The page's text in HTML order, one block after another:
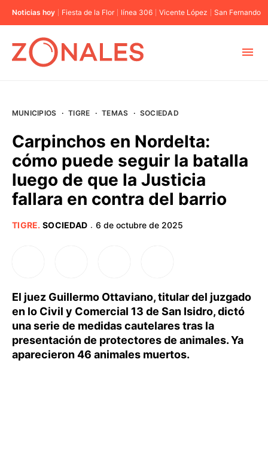
Noticias hoy Fiesta de la Flor línea 306 Vicente López San Fernando
BUENOS AIRES
PROVINCIAS
MUNICIPIOS · TIGRE · TEMAS · SOCIEDAD
Carpinchos en Nordelta:
cómo puede seguir la batalla
luego de que la Justicia
fallara en contra del barrio
TIGRE. SOCIEDAD · 6 de octubre de 2025
El juez Guillermo Ottaviano, titular del juzgado
en lo Civil y Comercial 13 de San Isidro, dictó
una serie de medidas cautelares tras la
presentación de protectores de animales. Ya
aparecieron 46 animales muertos.